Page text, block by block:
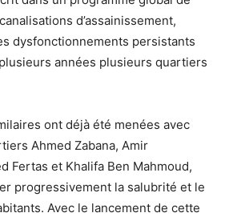
d’assainissement,
dysfonctionnements persistants
années plusieurs quartiers
ont déjà été menées avec
Ahmed Zabana, Amir
Fertas et Khalifa Ben Mahmoud,
progressivement la salubrité et le
Avec le lancement de cette